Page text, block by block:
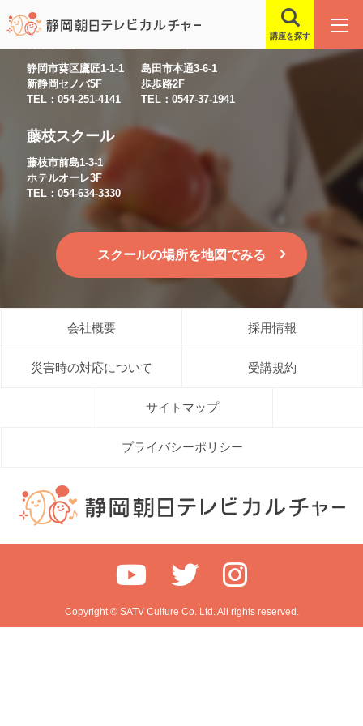
講座を探す
静岡市葵区鷹匠1-1-1
新静岡セノバ5F
TEL：054-251-4141
島田市本通3-6-1
歩歩路2F
TEL：0547-37-1941
藤枝スクール
藤枝市前島1-3-1
ホテルオーレ3F
TEL：054-634-3330
スクールの場所を地図でみる
会社概要 採用情報
災害時の対応について 受講規約
サイトマップ
プライバシーポリシー
Copyright © SATV Culture Co. Ltd. All rights reserved.